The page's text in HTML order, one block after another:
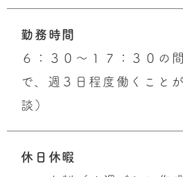
勤務時間
６：３０～１７：３０の
で、週３日程度働くこと
談）
休日休暇